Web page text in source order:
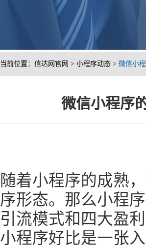
当前位置： 信达网官网 > 小程序动态 > 微信小
微信小程序
随着小程序的成熟
序形态。那么小程
引流模式和四大盈利
小程序好比是一张